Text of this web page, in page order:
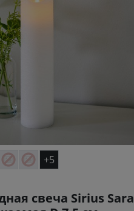
+5
свеча Sirius Sara